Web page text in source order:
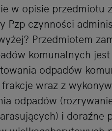
w opisie przedmiotu
Pzp czynności
Przedmiotem
komunalnych jest
odpadów
wraz z
odpadów
i doraźne